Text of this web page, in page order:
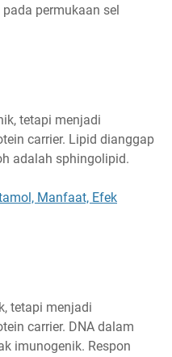
permukaan sel
tetapi menjadi
carrier. Lipid dianggap
adalah sphingolipid.
Manfaat, Efek
tetapi menjadi
carrier. DNA dalam
imunogenik. Respon